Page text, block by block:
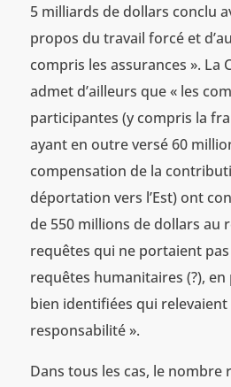
5 milliards de dollars conclu
propos du travail forcé et
compris les assurances ». La
admet d’ailleurs que « les
participantes (y compris la
ayant en outre versé 60
compensation de la
déportation vers l’Est) ont
de 550 millions de dollars au
requêtes qui ne portaient
requêtes humanitaires (?),
bien identifiées qui
responsabilité ».
Dans tous les cas, le nombre